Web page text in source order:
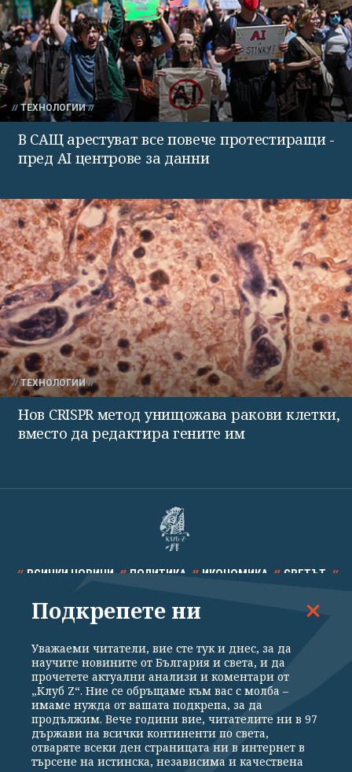
ТЕХНОЛОГИИ
В САЩ арестуват все повече протестиращи -
пред AI центрове за данни
ТЕХНОЛОГИИ
Нов CRISPR метод унищожава ракови клетки,
вместо да редактира гените им
ВСИЧКИ НОВИНИ ПОЛИТИКА ИКОНОМИКА СВЕТЪТ
СПОРТ КУЛТУРА ТЕХНОЛОГИИ КАЛЕЙДОСКОП
Общи условия
Политика за поверителност
Реклама
Партньори Контакти
За Клуб Z
Подкрепете ни
Уважаеми читатели, вие сте тук и днес, за да
научите новините от България и света, и да
прочетете актуални анализи и коментари от
„Клуб Z“. Ние се обръщаме към вас с молба –
имаме нужда от вашата подкрепа, за да
продължим. Вече години вие, читателите ни в 97
държави на всички континенти по света,
отваряте всеки ден страницата ни в интернет в
търсене на истинска, независима и качествена